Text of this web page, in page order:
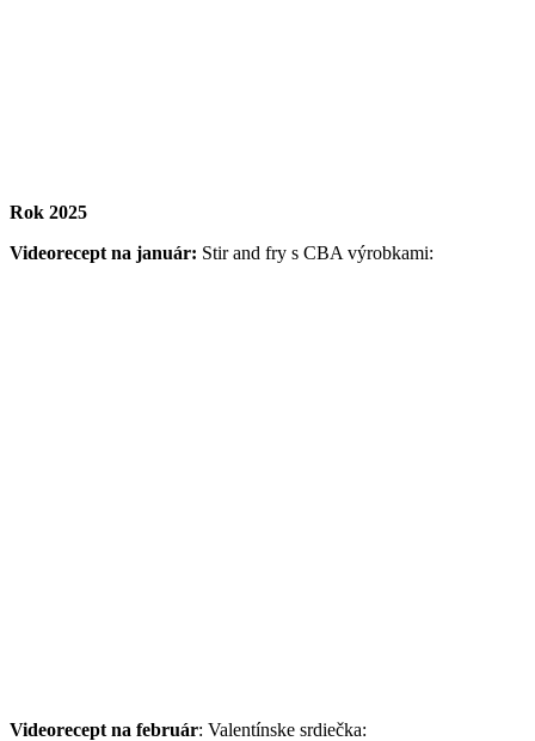
Rok 2025
Videorecept na január: Stir and fry s CBA výrobkami:
Videorecept na február: Valentínske srdiečka: